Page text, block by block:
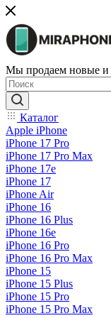
Мы продаем новые и
Каталог
Apple iPhone
iPhone 17 Pro
iPhone 17 Pro Max
iPhone 17e
iPhone 17
iPhone Air
iPhone 16
iPhone 16 Plus
iPhone 16e
iPhone 16 Pro
iPhone 16 Pro Max
iPhone 15
iPhone 15 Plus
iPhone 15 Pro
iPhone 15 Pro Max